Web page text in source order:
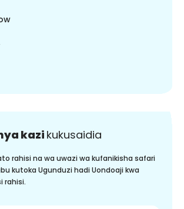
kazi kukusaidia
rahisi na wa uwazi wa kufanikisha safari
kutoka Ugunduzi hadi Uondoaji kwa
rahisi.